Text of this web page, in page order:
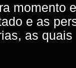
momento
e as
as